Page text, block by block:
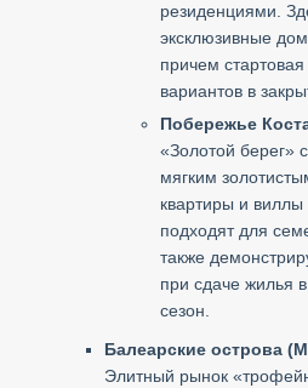
резиденциями.
эксклюзивные
причем
вариантов в
Побережье
«Золотой берег»
мягким
квартиры и
подходят для
также
при сдаче жилья
сезон.
Балеарские острова
Элитный рынок